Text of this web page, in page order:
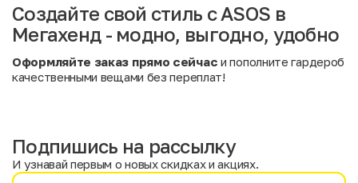
Создайте свой стиль с ASOS в
Мегахенд - модно, выгодно, удобно
Оформляйте заказ прямо сейчас и пополните гардероб
качественными вещами без переплат!
Подпишись на рассылку
И узнавай первым о новых скидках и акциях.